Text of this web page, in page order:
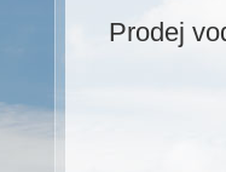
Prodej